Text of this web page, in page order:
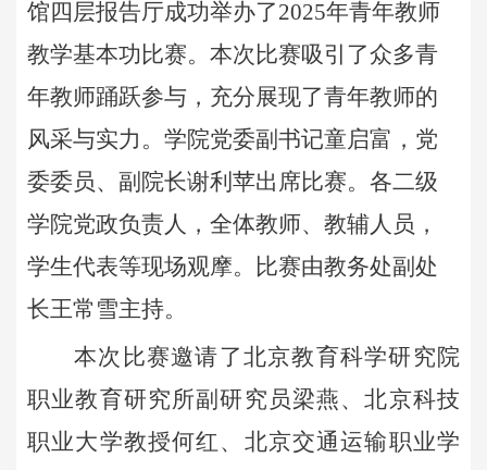
馆四层报告厅成功举办了2025年青年教师
教学基本功比赛。本次比赛吸引了众多青
年教师踊跃参与，充分展现了青年教师的
风采与实力。学院党委副书记童启富，党
委委员、副院长谢利苹出席比赛。各二级
学院党政负责人，全体教师、教辅人员，
学生代表等现场观摩。比赛由教务处副处
长王常雪主持。
本次比赛邀请了北京教育科学研究院
职业教育研究所副研究员梁燕、北京科技
职业大学教授何红、北京交通运输职业学